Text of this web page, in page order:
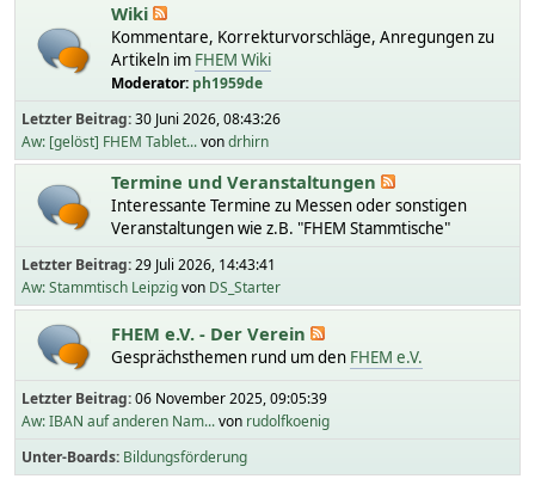
Wiki
Kommentare, Korrekturvorschläge, Anregungen zu
Artikeln im FHEM Wiki
Moderator: ph1959de
Letzter Beitrag:30 Juni 2026, 08:43:26
Aw: [gelöst] FHEM Tablet...vondrhirn
Termine und Veranstaltungen
Interessante Termine zu Messen oder sonstigen
Veranstaltungen wie z.B. "FHEM Stammtische"
Letzter Beitrag:29 Juli 2026, 14:43:41
Aw: Stammtisch Leipzigvon DS_Starter
FHEM e.V. - Der Verein
Gesprächsthemen rund um den FHEM e.V.
Letzter Beitrag:06 November 2025, 09:05:39
Aw: IBAN auf anderen Nam...von rudolfkoenig
Unter-Boards Bildungsförderung